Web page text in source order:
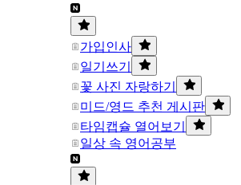
가입인사
일기쓰기
꽃 사진 자랑하기
미드/영드 추천 게시판
타임캡슐 열어보기
일상 속 영어공부